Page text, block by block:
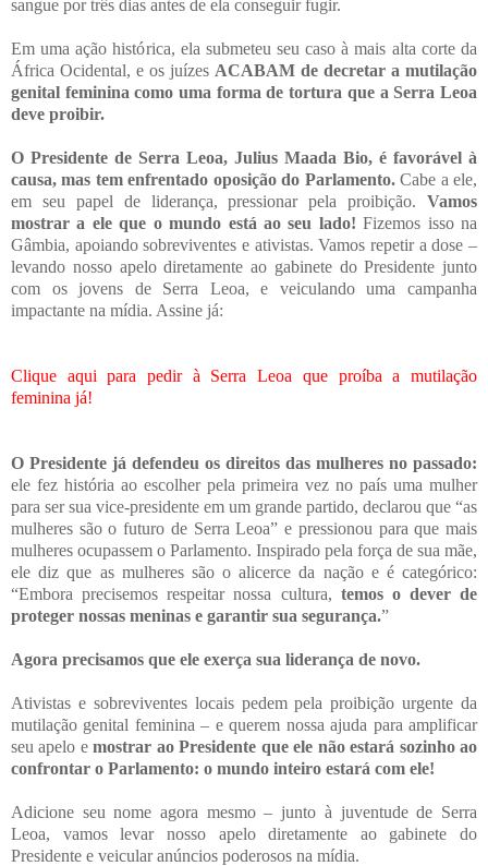
sangue por três dias antes de ela conseguir fugir.
Em uma ação histórica, ela submeteu seu caso à mais alta corte da
África Ocidental, e os juízes ACABAM de decretar a mutilação
genital feminina como uma forma de tortura que a Serra Leoa
deve proibir.
O Presidente de Serra Leoa, Julius Maada Bio, é favorável à
causa, mas tem enfrentado oposição do Parlamento.Cabe a ele,
em seu papel de liderança, pressionar pela proibição. Vamos
mostrar a ele que o mundo está ao seu lado! Fizemos isso na
Gâmbia, apoiando sobreviventes e ativistas. Vamos repetir a dose –
levando nosso apelo diretamente ao gabinete do Presidente junto
com os jovens de Serra Leoa, e veiculando uma campanha
impactante na mídia. Assine já:
Clique aqui para pedir à Serra Leoa que proíba a mutilação
feminina já!
O Presidente já defendeu os direitos das mulheres no passado:
ele fez história ao escolher pela primeira vez no país uma mulher
para ser sua vice-presidente em um grande partido, declarou que “as
mulheres são o futuro de Serra Leoa” e pressionou para que mais
mulheres ocupassem o Parlamento. Inspirado pela força de sua mãe,
ele diz que as mulheres são o alicerce da nação e é categórico:
“Embora precisemos respeitar nossa cultura, temos o dever de
proteger nossas meninas e garantir sua segurança.”
Agora precisamos que ele exerça sua liderança de novo.
Ativistas e sobreviventes locais pedem pela proibição urgente da
mutilação genital feminina – e querem nossa ajuda para amplificar
seu apelo emostrar ao Presidente que ele não estará sozinho ao
confrontar o Parlamento: o mundo inteiro estará com ele!
Adicione seu nome agora mesmo – junto à juventude de Serra
Leoa, vamos levar nosso apelo diretamente ao gabinete do
Presidente e veicular anúncios poderosos na mídia.